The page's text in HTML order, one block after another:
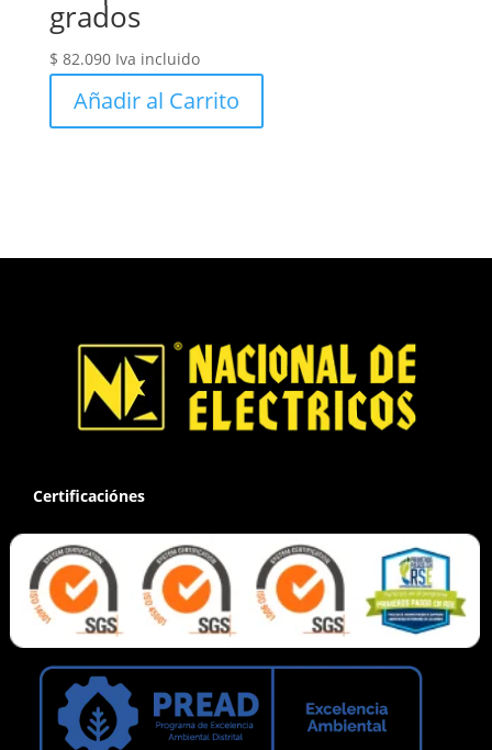
grados
$ 82.090 Iva incluido
Añadir al Carrito
Certificaciónes